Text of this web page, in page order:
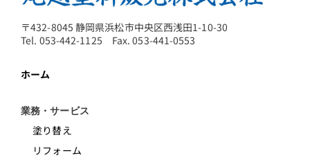
〒432-8045 静岡県浜松市中央区西浅田1-10-30
Tel. 053-442-1125 Fax. 053-441-0553
ホーム
業務・サービス
塗り替え
リフォーム